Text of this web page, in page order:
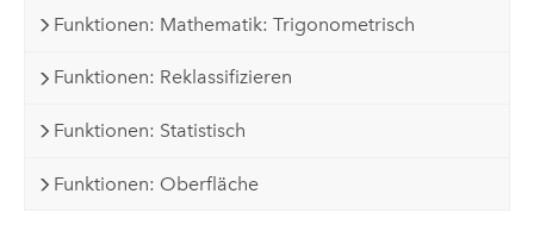
Funktionen: Mathematik: Trigonometrisch
Funktionen: Reklassifizieren
Funktionen: Statistisch
Funktionen: Oberfläche